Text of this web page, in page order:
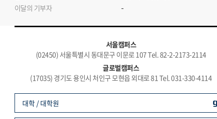
이달의 기부자
-
서울캠퍼스
(02450) 서울특별시 동대문구 이문로 107 Tel. 82-2-2173-2114
글로벌캠퍼스
(17035) 경기도 용인시 처인구 모현읍 외대로 81 Tel. 031-330-4114
대학 / 대학원